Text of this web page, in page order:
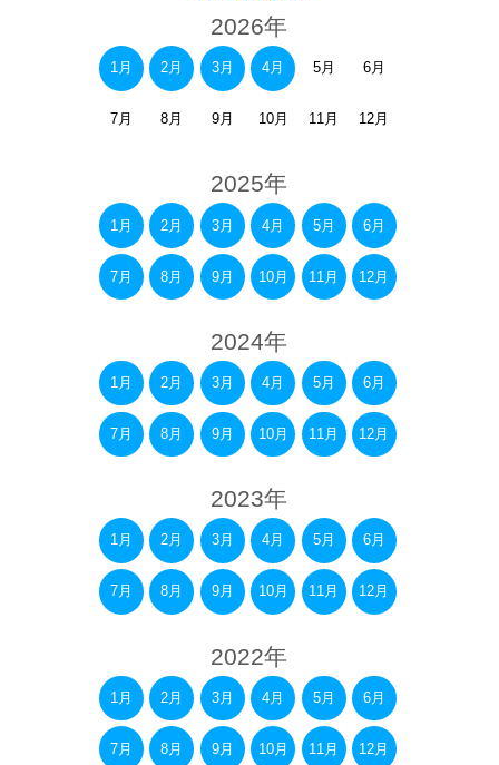
2026年
1月 2月 3月 4月 5月 6月
7月 8月 9月 10月 11月 12月
2025年
1月 2月 3月 4月 5月 6月
7月 8月 9月 10月 11月 12月
2024年
1月 2月 3月 4月 5月 6月
7月 8月 9月 10月 11月 12月
2023年
1月 2月 3月 4月 5月 6月
7月 8月 9月 10月 11月 12月
2022年
1月 2月 3月 4月 5月 6月
7月 8月 9月 10月 11月 12月